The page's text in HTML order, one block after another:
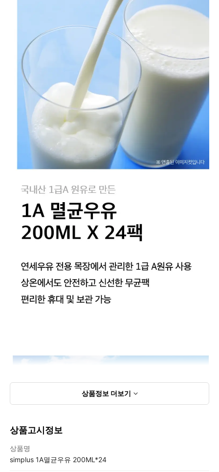
상품정보 더보기
상품고시정보
상품명
simplus 1A멸균우유 200ML*24